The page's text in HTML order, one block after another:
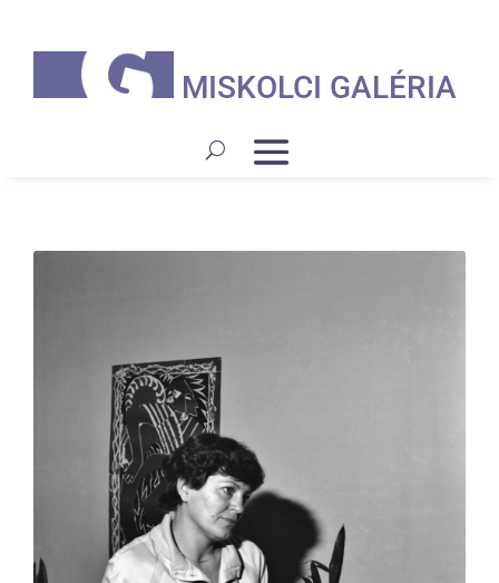
MISKOLCI GALÉRIA